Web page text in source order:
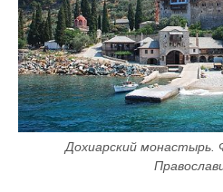
Дохиарский монастырь.